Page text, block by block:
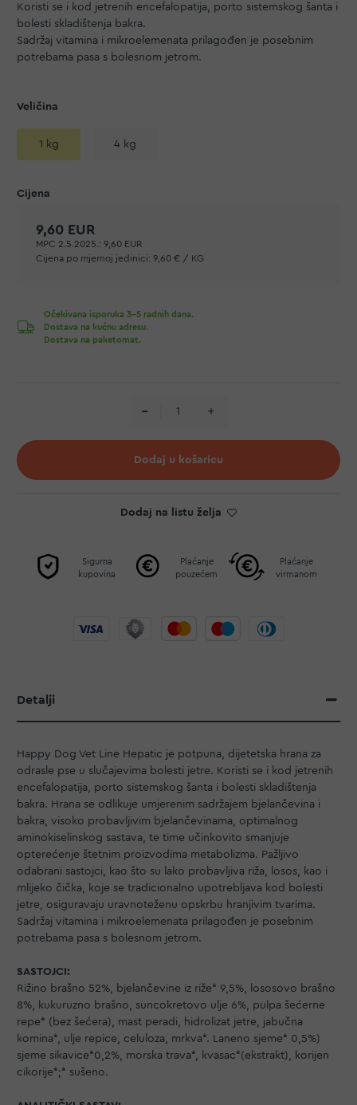
Koristi se i kod jetrenih encefalopatija, porto sistemskog šanta i
bolesti skladištenja bakra.
Sadržaj vitamina i mikroelemenata prilagođen je posebnim
potrebama pasa s bolesnom jetrom.
Veličina
1 kg 4 kg
9,60 EUR
MPC 2.5.2025.: 9,60 EUR
Cijena po mjernoj jedinici: 9,60 € / KG
Očekivana isporuka 3-5 radnih dana.
Dostava na kućnu adresu.
Dostava na paketomat.
Dodaj u košaricu
Dodaj na listu želja
Sigurna
kupovina
Plaćanje
pouzećem
Plaćanje
virmanom
Detalji
Happy Dog Vet Line Hepatic je potpuna, dijetetska hrana za
odrasle pse u slučajevima bolesti jetre. Koristi se i kod jetrenih
encefalopatija, porto sistemskog šanta i bolesti skladištenja
bakra. Hrana se odlikuje umjerenim sadržajem bjelančevina i
bakra, visoko probavljivim bjelančevinama, optimalnog
aminokiselinskog sastava, te time učinkovito smanjuje
opterećenje štetnim proizvodima metabolizma. Pažljivo
odabrani sastojci, kao što su lako probavljiva riža, losos, kao i
mlijeko čička, koje se tradicionalno upotrebljava kod bolesti
jetre, osiguravaju uravnoteženu opskrbu hranjivim tvarima.
Sadržaj vitamina i mikroelemenata prilagođen je posebnim
potrebama pasa s bolesnom jetrom.
SASTOJCI:
Rižino brašno 52%, bjelančevine iz riže* 9,5%, lososovo brašno
8%, kukuruzno brašno, suncokretovo ulje 6%, pulpa šećerne
repe* (bez šećera), mast peradi, hidrolizat jetre, jabučna
komina*, ulje repice, celuloza, mrkva*. Laneno sjeme* 0,5%)
sjeme sikavice*0,2%, morska trava*, kvasac*(ekstrakt), korijen
cikorije*;* sušeno.